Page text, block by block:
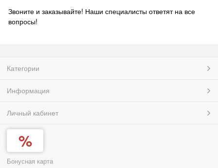
Звоните и заказывайте! Наши специалисты ответят на все
вопросы!
Категории
Информация
Личный кабинет
Бонусная карта